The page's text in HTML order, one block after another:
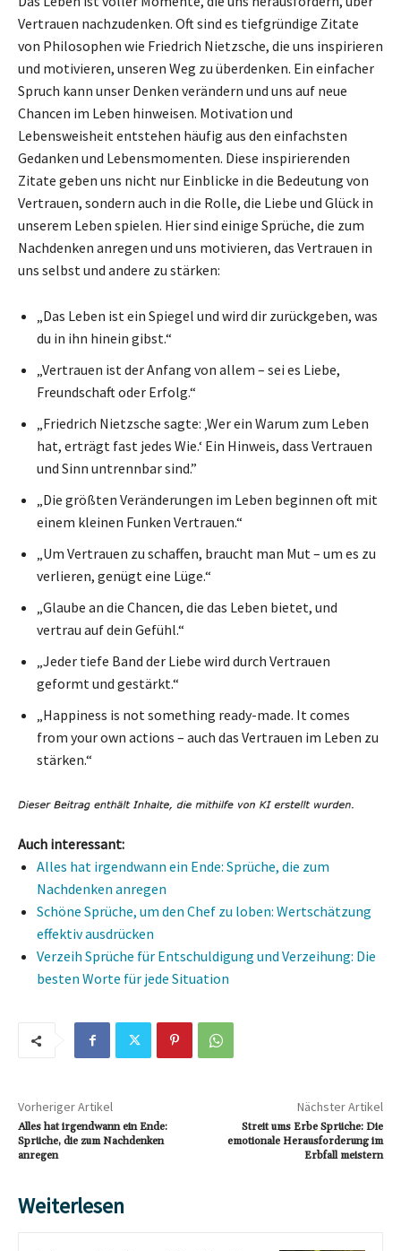
Vertrauen nachzudenken. Oft sind es tiefgründige Zitate
von Philosophen wie Friedrich Nietzsche, die uns inspirieren
und motivieren, unseren Weg zu überdenken. Ein einfacher
Spruch kann unser Denken verändern und uns auf neue
Chancen im Leben hinweisen. Motivation und
Lebensweisheit entstehen häufig aus den einfachsten
Gedanken und Lebensmomenten. Diese inspirierenden
Zitate geben uns nicht nur Einblicke in die Bedeutung von
Vertrauen, sondern auch in die Rolle, die Liebe und Glück in
unserem Leben spielen. Hier sind einige Sprüche, die zum
Nachdenken anregen und uns motivieren, das Vertrauen in
uns selbst und andere zu stärken:
„Das Leben ist ein Spiegel und wird dir zurückgeben, was
du in ihn hinein gibst.“
„Vertrauen ist der Anfang von allem – sei es Liebe,
Freundschaft oder Erfolg.“
„Friedrich Nietzsche sagte: ‚Wer ein Warum zum Leben
hat, erträgt fast jedes Wie.‘ Ein Hinweis, dass Vertrauen
und Sinn untrennbar sind.”
„Die größten Veränderungen im Leben beginnen oft mit
einem kleinen Funken Vertrauen.“
„Um Vertrauen zu schaffen, braucht man Mut – um es zu
verlieren, genügt eine Lüge.“
„Glaube an die Chancen, die das Leben bietet, und
vertrau auf dein Gefühl.“
„Jeder tiefe Band der Liebe wird durch Vertrauen
geformt und gestärkt.“
„Happiness is not something ready-made. It comes
from your own actions – auch das Vertrauen im Leben zu
stärken.“
Auch interessant:
Alles hat irgendwann ein Ende: Sprüche, die zum
Nachdenken anregen
Schöne Sprüche, um den Chef zu loben: Wertschätzung
effektiv ausdrücken
Verzeih Sprüche für Entschuldigung und Verzeihung: Die
besten Worte für jede Situation
Vorheriger Artikel
Alles hat irgendwann ein Ende:
Sprüche, die zum Nachdenken
anregen
Nächster Artikel
Streit ums Erbe Sprüche: Die
emotionale Herausforderung im
Erbfall meistern
Weiterlesen